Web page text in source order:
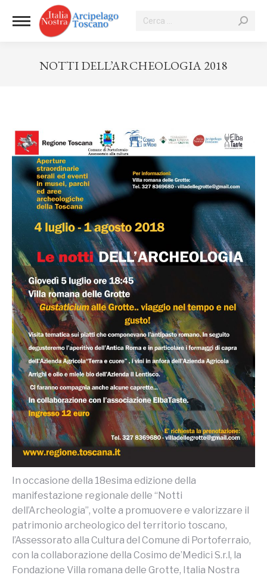
Cerca:
NOTTI DELL’ARCHEOLOGIA 2018
In occasione della 18esima edizione della
manifestazione regionale delle “Notti
dell’Archeologia”, volte a promuovere e valorizzare il
patrimonio archeologico del territorio toscano,
l’Assessorato alla Cultura del Comune di Portoferraio,
con la collaborazione della Cosimo de’Medici S.r.l, la
Fondazione Villa romana delle Grotte, Italia Nostra